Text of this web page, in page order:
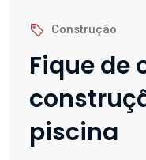
Construção
Fique de
piscina